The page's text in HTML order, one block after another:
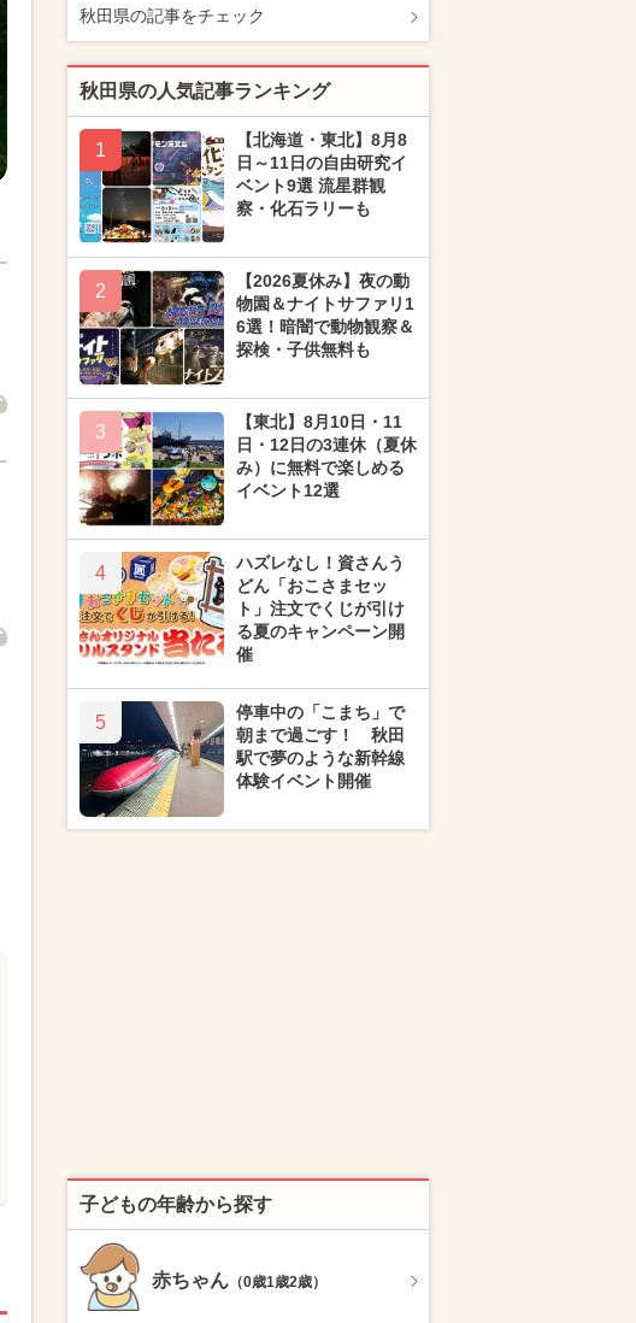
秋田県の記事をチェック
秋田県の人気記事ランキング
1
【北海道・東北】8月8
日～11日の自由研究イ
ベント9選 流星群観
察・化石ラリーも
2
【2026夏休み】夜の動
物園＆ナイトサファリ1
6選！暗闇で動物観察＆
探検・子供無料も
3
【東北】8月10日・11
日・12日の3連休（夏休
み）に無料で楽しめる
イベント12選
4
ハズレなし！資さんう
どん「おこさまセッ
ト」注文でくじが引け
る夏のキャンペーン開
催
5
停車中の「こまち」で
朝まで過ごす！ 秋田
駅で夢のような新幹線
体験イベント開催
子どもの年齢から探す
赤ちゃん （0歳1歳2歳）